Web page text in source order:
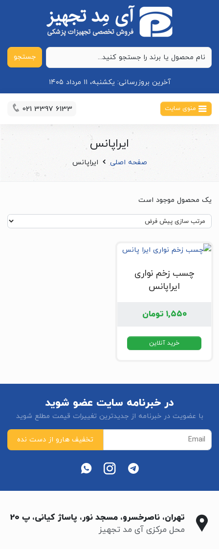
جستجو
آخرین بروزرسانی: یکشنبه، ۱۱ مرداد ۱۴۰۵
منوی سایت 021 3397 6133
ایراپانس
صفحه اصلی ایراپانس
یک محصول موجود است
چسب زخم نواری
ایراپانس
۱,۵۵۰ تومان
خرید آنلاین
در خبرنامه سایت عضو شوید
با عضویت در خبرنامه از جدیدترین تغییرات قیمت مطلع شوید
تهران، ناصرخسرو، مسجد نور، پاساژ کیانی، پ 20
محل مرکزی آی مد تجهیز